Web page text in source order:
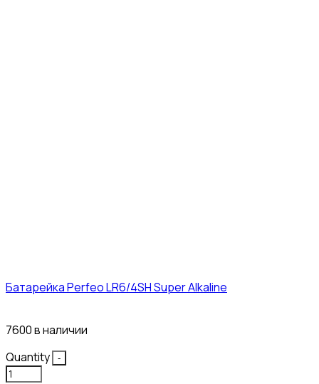
Батарейка Perfeo LR6/4SH Super Alkaline
7600 в наличии
Quantity
-